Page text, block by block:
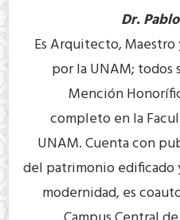
Dr.
Es Arquitecto,
por la UNAM; todos
Mención
completo en la
UNAM. Cuenta con
del patrimonio
modernidad, es